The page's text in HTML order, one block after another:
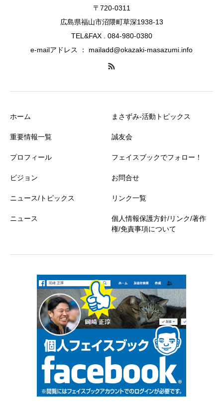
〒720-0311
広島県福山市沼隈町草深1938-13
TEL&FAX . 084-980-0380
e-mailアドレス ： mailadd@okazaki-masazumi.info
ホーム
重要情報一覧
プロフィール
ビジョン
ニュース/トピックス
ニュース
まさずみ-活動トピックス
誠友会
フェイスブックでフォロー！
お問合せ
リンク一覧
個人情報保護方針/リンク/著作
権/免責事項について